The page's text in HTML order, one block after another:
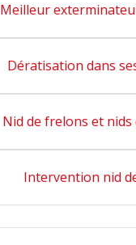
Meilleur
Dératisation dans
Nid de frelons et nids
Intervention nid